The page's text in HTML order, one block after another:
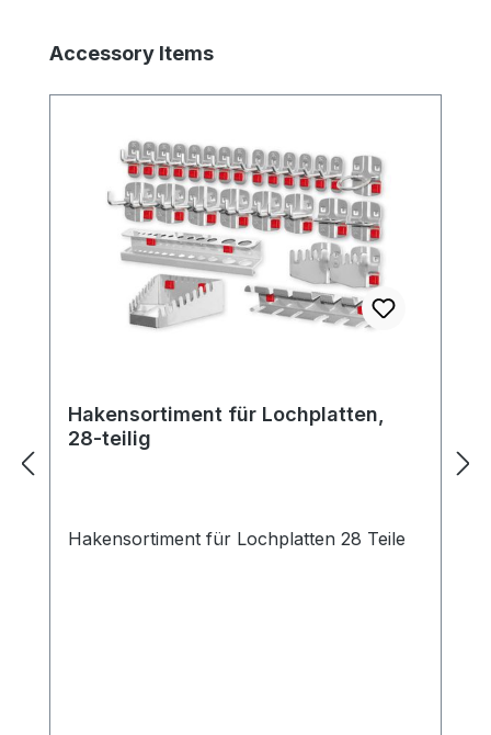
Produktgalerie überspringen
Accessory Items
Hakensortiment für Lochplatten,
28-teilig